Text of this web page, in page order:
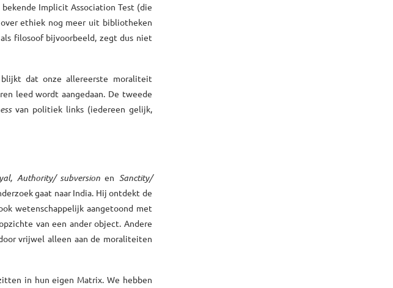
Implicit Association Test (die
ethiek nog meer uit bibliotheken
filosoof bijvoorbeeld, zegt dus niet
dat onze allereerste moraliteit
leed wordt aangedaan. De tweede
van politiek links (iedereen gelijk,
Authority/ subversionen Sanctity/
gaat naar India. Hij ontdekt de
wetenschappelijk aangetoond met
van een ander object. Andere
vrijwel alleen aan de moraliteiten
in hun eigen Matrix. We hebben